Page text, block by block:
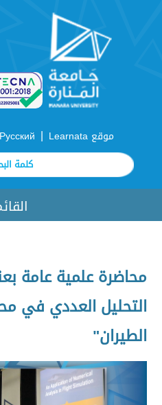
موقع Learnata |
Русский
محاضرة علمية عامة
التحليل العددي في
الطيران"